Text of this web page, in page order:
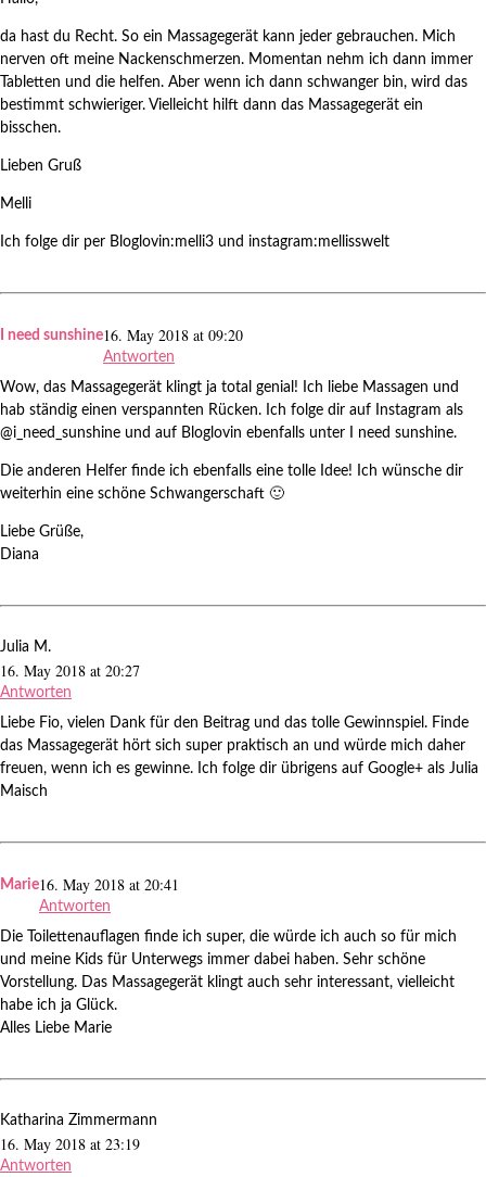
da hast du Recht. So ein Massagegerät kann jeder gebrauchen. Mich
nerven oft meine Nackenschmerzen. Momentan nehm ich dann immer
Tabletten und die helfen. Aber wenn ich dann schwanger bin, wird das
bestimmt schwieriger. Vielleicht hilft dann das Massagegerät ein
bisschen.
Lieben Gruß
Melli
Ich folge dir per Bloglovin:melli3 und instagram:mellisswelt
I need sunshine16. May 2018 at 09:20
Antworten
Wow, das Massagegerät klingt ja total genial! Ich liebe Massagen und
hab ständig einen verspannten Rücken. Ich folge dir auf Instagram als
@i_need_sunshine und auf Bloglovin ebenfalls unter I need sunshine.
Die anderen Helfer finde ich ebenfalls eine tolle Idee! Ich wünsche dir
weiterhin eine schöne Schwangerschaft 🙂
Liebe Grüße,
Diana
Julia M.
16. May 2018 at 20:27
Antworten
Liebe Fio, vielen Dank für den Beitrag und das tolle Gewinnspiel. Finde
das Massagegerät hört sich super praktisch an und würde mich daher
freuen, wenn ich es gewinne. Ich folge dir übrigens auf Google+ als Julia
Maisch
Marie16. May 2018 at 20:41
Antworten
Die Toilettenauflagen finde ich super, die würde ich auch so für mich
und meine Kids für Unterwegs immer dabei haben. Sehr schöne
Vorstellung. Das Massagegerät klingt auch sehr interessant, vielleicht
habe ich ja Glück.
Alles Liebe Marie
Katharina Zimmermann
16. May 2018 at 23:19
Antworten